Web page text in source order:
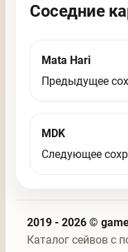
Соседние
Mata Hari
Предыдущее
MDK
Следующее
2019 - 2026 ©
Каталог сейвов с